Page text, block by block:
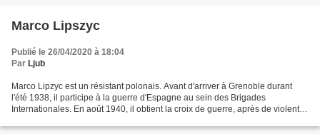
Marco Lipszyc
Publié le 26/04/2020 à 18:04
Par Ljub
Marco Lipzyc est un résistant polonais. Avant d'arriver à Grenoble durant
l'été 1938, il participe à la guerre d'Espagne au sein des Brigades
Internationales. En août 1940, il obtient la croix de guerre, après de violents